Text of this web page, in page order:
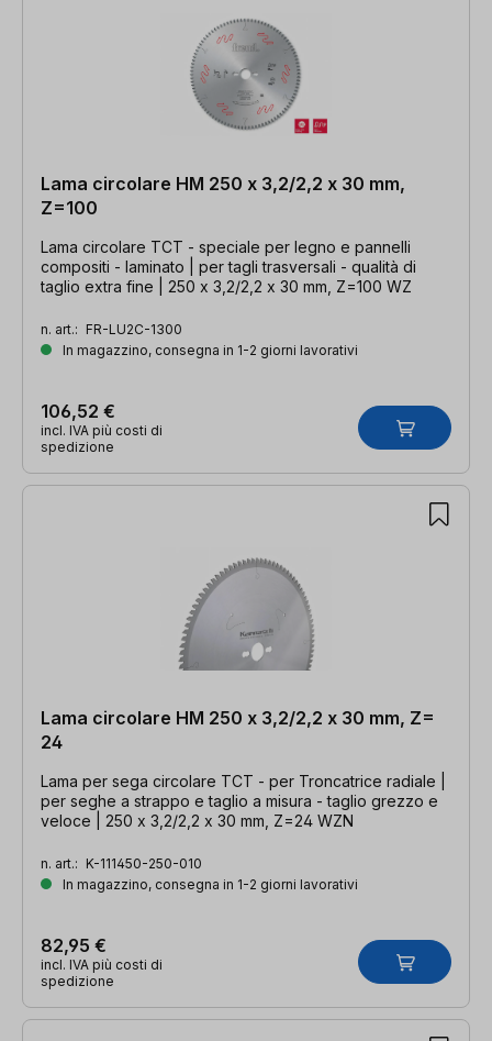
Lama circolare HM 250 x 3,2/2,2 x 30 mm,
Z=100
Lama circolare TCT - speciale per legno e pannelli
compositi - laminato | per tagli trasversali - qualità di
taglio extra fine | 250 x 3,2/2,2 x 30 mm, Z=100 WZ
n. art.: FR-LU2C-1300
In magazzino, consegna in 1-2 giorni lavorativi
106,52 €
incl. IVA più costi di
spedizione
Lama circolare HM 250 x 3,2/2,2 x 30 mm, Z=
24
Lama per sega circolare TCT - per Troncatrice radiale |
per seghe a strappo e taglio a misura - taglio grezzo e
veloce | 250 x 3,2/2,2 x 30 mm, Z=24 WZN
n. art.: K-111450-250-010
In magazzino, consegna in 1-2 giorni lavorativi
82,95 €
incl. IVA più costi di
spedizione